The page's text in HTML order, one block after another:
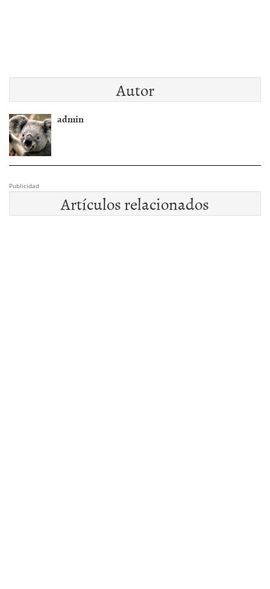
Autor
admin
Publicidad
Artículos relacionados